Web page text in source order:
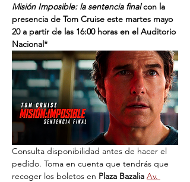
Misión Imposible: la sentencia final con la
presencia de Tom Cruise este martes mayo
20 a partir de las 16:00 horas en el Auditorio
Nacional*
Consulta disponibilidad antes de hacer el
pedido. Toma en cuenta que tendrás que
recoger los boletos en Plaza Bazalia Av.